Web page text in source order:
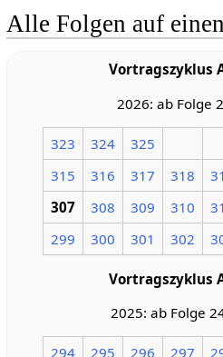
Alle Folgen auf
Vortragszyklus
2026: ab Folge
323 324
325
315
316 317 318
307
308 309 310
299
300 301 302
Vortragszyklus
2025: ab Folge
294 295 296 297